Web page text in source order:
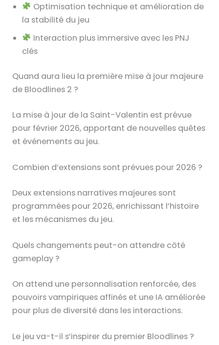
Optimisation technique et amélioration de
la stabilité du jeu
Interaction plus immersive avec les PNJ
clés
Quand aura lieu la première mise à jour majeure
de Bloodlines 2 ?
La mise à jour de la Saint-Valentin est prévue
pour février 2026, apportant de nouvelles quêtes
et événements au jeu.
Combien d’extensions sont prévues pour 2026 ?
Deux extensions narratives majeures sont
programmées pour 2026, enrichissant l’histoire
et les mécanismes du jeu.
Quels changements peut-on attendre côté
gameplay ?
On attend une personnalisation renforcée, des
pouvoirs vampiriques affinés et une IA améliorée
pour plus de diversité dans les interactions.
Le jeu va-t-il s’inspirer du premier Bloodlines ?